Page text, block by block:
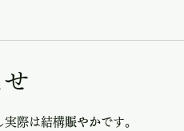
実際は結構賑やかです。